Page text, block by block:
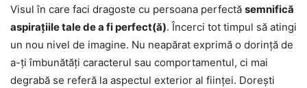
Visul în care faci dragoste cu persoana perfectă semnifică
aspirațiile tale de a fi perfect(ă). Încerci tot timpul să atingi
un nou nivel de imagine. Nu neapărat exprimă o dorință de
a-ți îmbunătăți caracterul sau comportamentul, ci mai
degrabă se referă la aspectul exterior al ființei. Dorești